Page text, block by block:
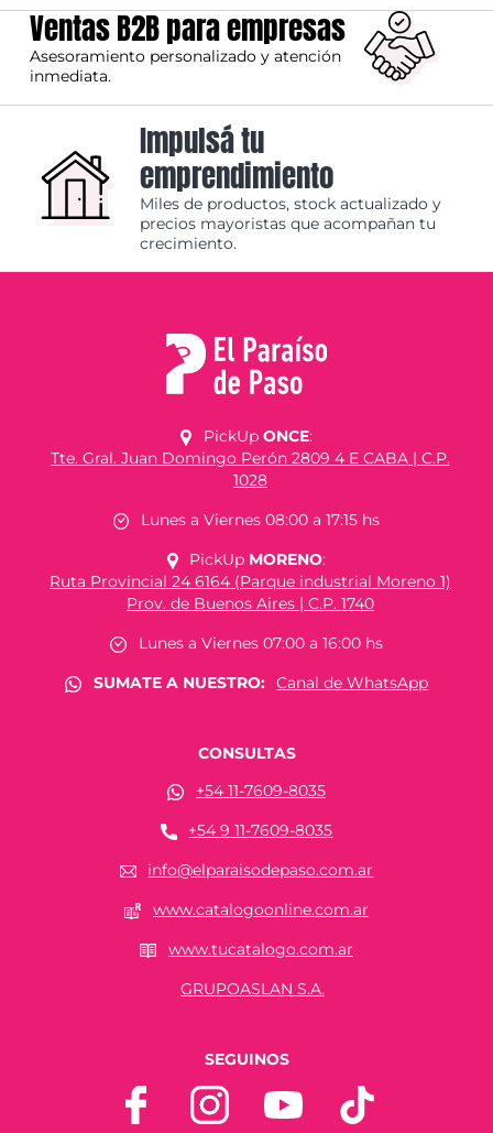
Ventas B2B para empresas
Asesoramiento personalizado y atención
inmediata.
Impulsá tu
emprendimiento
Miles de productos, stock actualizado y
precios mayoristas que acompañan tu
crecimiento.
PickUp ONCE:
Tte. Gral. Juan Domingo Perón 2809 4 E CABA | C.P.
1028
Lunes a Viernes 08:00 a 17:15 hs
PickUp MORENO:
Ruta Provincial 24 6164 (Parque industrial Moreno 1)
Prov. de Buenos Aires | C.P. 1740
Lunes a Viernes 07:00 a 16:00 hs
SUMATE A NUESTRO:
Canal de WhatsApp
CONSULTAS
+54 11-7609-8035
+54 9 11-7609-8035
info@elparaisodepaso.com.ar
www.catalogoonline.com.ar
www.tucatalogo.com.ar
GRUPOASLAN S.A.
SEGUINOS